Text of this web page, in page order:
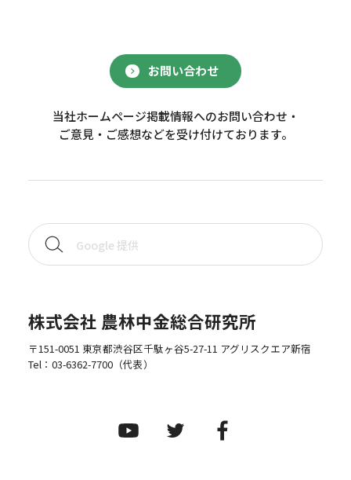
お問い合わせ
当社ホームページ掲載情報へのお問い合わせ・
ご意見・ご感想などを受け付けております。
株式会社 農林中金総合研究所
〒151-0051 東京都渋谷区千駄ヶ谷5-27-11 アグリスクエア新宿
Tel： 03-6362-7700（代表）